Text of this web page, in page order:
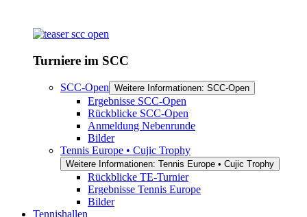
Turniere im SCC
SCC-Open Weitere Informationen: SCC-Open
Ergebnisse SCC-Open
Rückblicke SCC-Open
Anmeldung Nebenrunde
Bilder
Tennis Europe • Cujic Trophy
Weitere Informationen: Tennis Europe • Cujic Trophy
Rückblicke TE-Turnier
Ergebnisse Tennis Europe
Bilder
Tennishallen